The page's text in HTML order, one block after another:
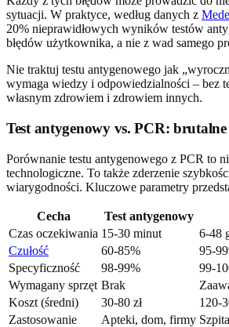
sytuacji. W praktyce, według danych z
20% nieprawidłowych wyników testów
błędów użytkownika, a nie z wad samego
Nie traktuj testu antygenowego jak
wymaga wiedzy i odpowiedzialności – bez
własnym zdrowiem i zdrowiem innych.
Test antygenowy vs. PCR:
Porównanie testu antygenowego z PCR to
technologiczne. To także zderzenie
wiarygodności. Kluczowe parametry
Cecha Test antygenowy
Czas oczekiwania 15-30 minut
6-48
Czułość
60-85%
95-
Specyficzność
98-99%
99-
Wymagany sprzęt Brak
Koszt (średni)
30-80 zł
120-
Zastosowanie
Apteki, dom, firmy